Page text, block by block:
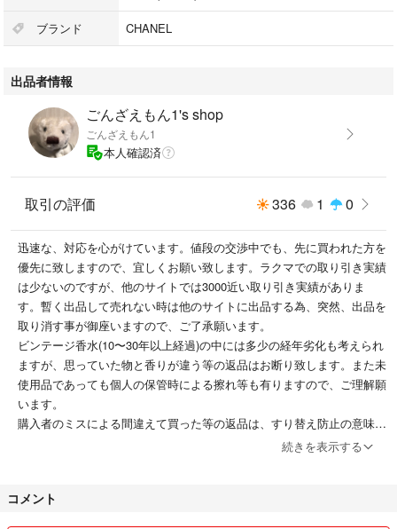
ブランド CHANEL
出品者情報
ごんざえもん1's shop
ごんざえもん1
本人確認済
取引の評価 336 1 0
迅速な、対応を心がけています。値段の交渉中でも、先に買われた方を
優先に致しますので、宜しくお願い致します。ラクマでの取り引き実績
は少ないのですが、他のサイトでは3000近い取り引き実績がありま
す。暫く出品して売れない時は他のサイトに出品する為、突然、出品を
取り消す事が御座いますので、ご了承願います。
ビンテージ香水(10〜30年以上経過)の中には多少の経年劣化も考えられ
ますが、思っていた物と香りが違う等の返品はお断り致します。また未
使用品であっても個人の保管時による擦れ等も有りますので、ご理解願
います。
購入者のミスによる間違えて買った等の返品は、すり替え防止の意味か
続きを表示する
コメント